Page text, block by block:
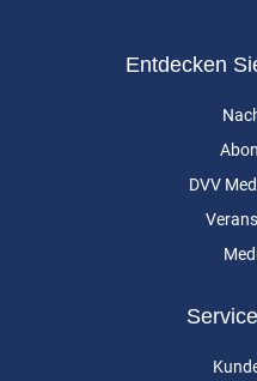
Entdecken
DVV